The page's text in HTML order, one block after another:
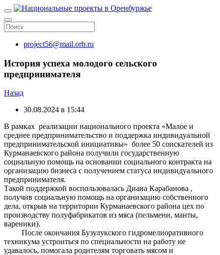
project56@mail.orb.ru
История успеха молодого сельского
предпринимателя
Назад
30.08.2024 в 15:44
В рамках реализации национального проекта «Малое и
среднее предпринимательство и поддержка индивидуальной
предпринимательской инициативы» более 50 соискателей из
Курманаевского района получили государственную
социальную помощь на основании социального контракта на
организацию бизнеса с получением статуса индивидуального
предпринимателя.
Такой поддержкой воспользовалась Диана Карабанова ,
получив социальную помощь на организацию собственного
дела, открыв на территории Курманаевского района цех по
производству полуфабрикатов из мяса (пельмени, манты,
вареники).
После окончания Бузулукского гидромелиоративного
техникума устроиться по специальности на работу не
удавалось, помогала родителям торговать мясом и